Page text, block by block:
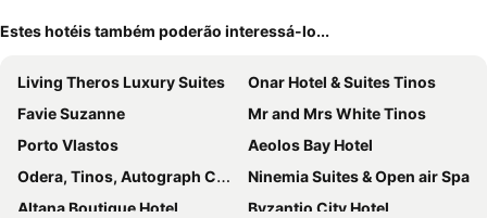
Estes hotéis também poderão interessá-lo...
Living Theros Luxury Suites
Onar Hotel & Suites Tinos
Favie Suzanne
Mr and Mrs White Tinos
Porto Vlastos
Aeolos Bay Hotel
Odera, Tinos, Autograph Collection
Ninemia Suites & Open air Spa
Altana Boutique Hotel
Byzantio City Hotel